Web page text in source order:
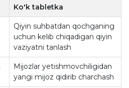
Ko'k tabletka
Qiyin suhbatdan qochganing
uchun kelib chiqadigan qiyin
vaziyatni tanlash
Mijozlar yetishmovchiligidan
yangi mijoz qidirib charchash